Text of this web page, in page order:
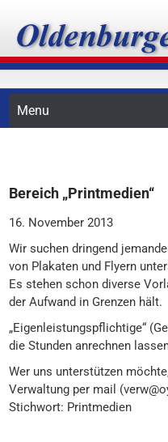
content
Menu
Bereich „Printmedien“
16. November 2013
Wir suchen dringend
von Plakaten und Flyern
Es stehen schon diverse
der Aufwand in Grenzen hält.
„Eigenleistungspflichtige“
die Stunden anrechnen
Wer uns unterstützen
Verwaltung per mail
Stichwort: Printmedien